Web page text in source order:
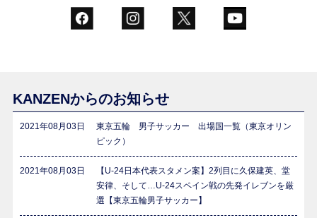
KANZENからのお知らせ
2021年08月03日
東京五輪 男子サッカー 出場国一覧（東京オリン
ピック）
2021年08月03日
【U-24日本代表スタメン案】2列目に久保建英、堂
安律、そして…U-24スペイン戦の先発イレブンを厳
選【東京五輪男子サッカー】